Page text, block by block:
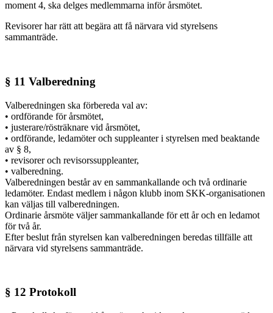
moment 4, ska delges medlemmarna inför årsmötet.
Revisorer har rätt att begära att få närvara vid styrelsens
sammanträde.
§ 11 Valberedning
Valberedningen ska förbereda val av:
• ordförande för årsmötet,
• justerare/rösträknare vid årsmötet,
• ordförande, ledamöter och suppleanter i styrelsen med beaktande
av § 8,
• revisorer och revisorssuppleanter,
• valberedning.
Valberedningen består av en sammankallande och två ordinarie
ledamöter. Endast medlem i någon klubb inom SKK-organisationen
kan väljas till valberedningen.
Ordinarie årsmöte väljer sammankallande för ett år och en ledamot
för två år.
Efter beslut från styrelsen kan valberedningen beredas tillfälle att
närvara vid styrelsens sammanträde.
§ 12 Protokoll